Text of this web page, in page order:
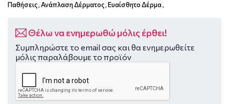
Παθήσεις,Ανάπλαση Δέρματος,Ευαίσθητο Δέρμα,
Θέλω να ενημερωθώ μόλις έρθει!
Συμπληρώστε το email σας και θα ενημερωθείτε
μόλις παραλάβουμε το προϊόν